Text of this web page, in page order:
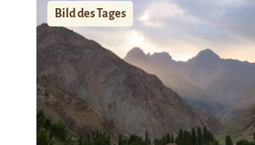
Bild des Tages